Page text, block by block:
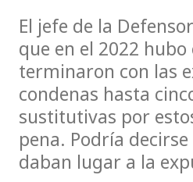
El jefe de la
que en el 2022
terminaron con las
condenas hasta
sustitutivas por
pena. Podría
daban lugar a la